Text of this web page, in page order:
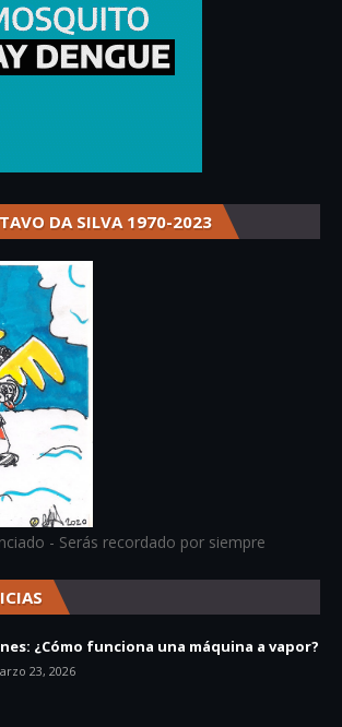
DA SILVA 1970-2023
- Serás recordado por siempre
¿Cómo funciona una máquina a vapor?
23, 2026